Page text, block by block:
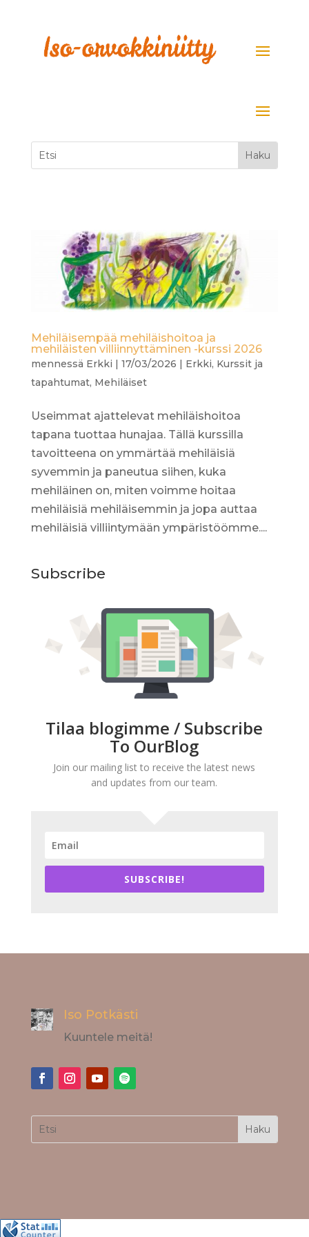
Mehiläisempää mehiläishoitoa ja
mehiläisten villiinnyttäminen -kurssi 2026
mennessä Erkki 17/03/2026 Erkki, Kurssit ja
tapahtumat, Mehiläiset
Useimmat ajattelevat mehiläishoitoa
tapana tuottaa hunajaa. Tällä kurssilla
tavoitteena on ymmärtää mehiläisiä
syvemmin ja paneutua siihen, kuka
mehiläinen on, miten voimme hoitaa
mehiläisiä mehiläisemmin ja jopa auttaa
mehiläisiä villiintymään ympäristöömme....
Subscribe
Tilaa blogimme / Subscribe
To OurBlog
Join our mailing list to receive the latest news
and updates from our team.
SUBSCRIBE!
Iso Potkästi
Kuuntele meitä!